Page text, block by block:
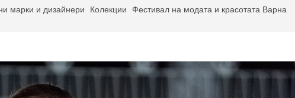
марки и дизайнери Колекции Фестивал на модата и красотата Варна